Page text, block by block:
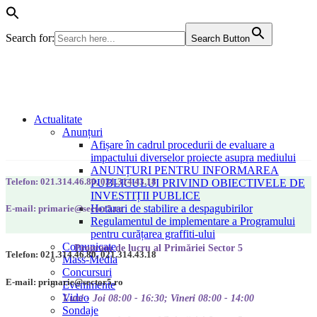
Search for: Search Button
Actualitate
Anunțuri
Afișare în cadrul procedurii de evaluare a
impactului diverselor proiecte asupra mediului
ANUNȚURI PENTRU INFORMAREA
PUBLICULUI PRIVIND OBIECTIVELE DE
INVESTIȚII PUBLICE
Hotarari de stabilire a despagubirilor
Regulamentul de implementare a Programului
pentru curățarea graffiti-ului
Comunicate
Mass-Media
Concursuri
Evenimente
Video
Sondaje
Telefon: 021.314.46.80, 021.314.43.18
E-mail: primarie@sector5.ro
Program de lucru al Primăriei Sector 5
Luni - Joi 08:00 - 16:30; Vineri 08:00 - 14:00
Telefon: 021.314.46.80, 021.314.43.18
E-mail: primarie@sector5.ro